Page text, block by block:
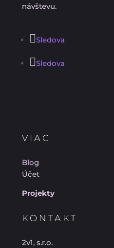
návštevu.
Sledova
Sledova
VIAC
Blog
Účet
Projekty
KONTAKT
2v1, s.r.o.